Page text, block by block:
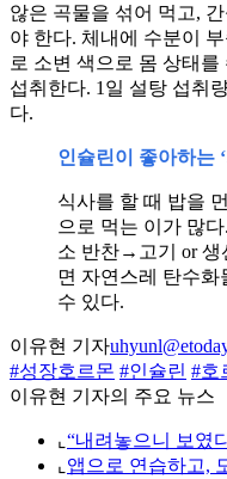
않은 곡물을 섞어 먹고,
야 한다. 체내에 수분이
로 소변 색으로 몸 상태
섭취한다. 1일 설탕 섭취
다.
인슐린이 좋아하는
식사를 할 때 밥을
으로 먹는 이가 많
소 반찬→고기 or 생
면 자연스레 탄수
수 있다.
이유현 기자
#성장호르몬 #인슐린 #호
이유현 기자의 주요 뉴스
⌞ “내려놓으니 보였
⌞ 앱으로 연습하고,